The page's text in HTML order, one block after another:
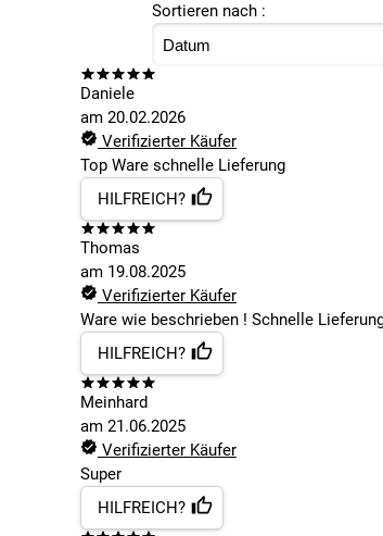
Sortieren nach :
Daniele
am 20.02.2026
Verifizierter Käufer
Top Ware schnelle Lieferung
HILFREICH?
Thomas
am 19.08.2025
Verifizierter Käufer
Ware wie beschrieben ! Schnelle
HILFREICH?
Meinhard
am 21.06.2025
Verifizierter Käufer
Super
HILFREICH?